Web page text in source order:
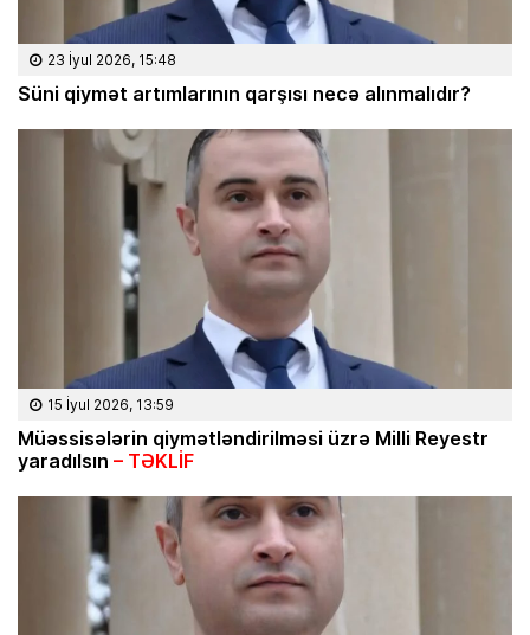
23 İyul 2026, 15:48
Süni qiymət artımlarının qarşısı necə alınmalıdır?
15 İyul 2026, 13:59
Müəssisələrin qiymətləndirilməsi üzrə Milli Reyestr
yaradılsın – TƏKLİF